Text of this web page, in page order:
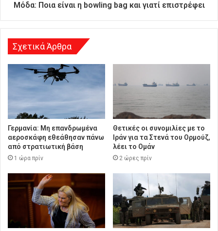
υ
η
Μόδα: Ποια είναι η bowling bag και γιατί επιστρέφει
Σχετικά Άρθρα
Γερμανία: Μη επανδρωμένα
αεροσκάφη εθεάθησαν πάνω
από στρατιωτική βάση
1 ώρα πρίν
Θετικές οι συνομιλίες με το
Ιράν για τα Στενά του Ορμούζ,
λέει το Ομάν
2 ώρες πρίν